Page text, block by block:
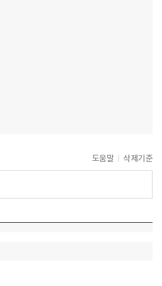
도움말 삭제기준